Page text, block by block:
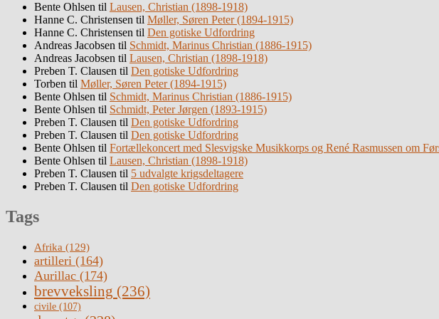
Bente Ohlsen til Lausen, Christian (1898-1918)
Hanne C. Christensen til Møller, Søren Peter (1894-1915)
Hanne C. Christensen til Den gotiske Udfordring
Andreas Jacobsen til Schmidt, Marinus Christian (1886-1915)
Andreas Jacobsen til Lausen, Christian (1898-1918)
Preben T. Clausen til Den gotiske Udfordring
Torben til Møller, Søren Peter (1894-1915)
Bente Ohlsen til Schmidt, Marinus Christian (1886-1915)
Bente Ohlsen til Schmidt, Peter Jørgen (1893-1915)
Preben T. Clausen til Den gotiske Udfordring
Preben T. Clausen til Den gotiske Udfordring
Bente Ohlsen til Fortællekoncert med Slesvigske Musikkorps og René Rasmussen om
Bente Ohlsen til Lausen, Christian (1898-1918)
Preben T. Clausen til 5 udvalgte krigsdeltagere
Preben T. Clausen til Den gotiske Udfordring
Tags
Afrika (129)
artilleri (164)
Aurillac (174)
brevveksling (236)
civile (107)